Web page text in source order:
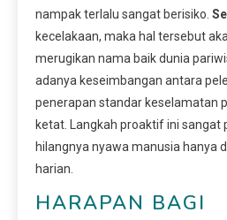
nampak terlalu sangat berisiko.
kecelakaan, maka hal tersebut
merugikan nama baik dunia
adanya keseimbangan antara
penerapan standar keselamatan
ketat. Langkah proaktif ini sangat
hilangnya nyawa manusia hanya
harian.
HARAPAN BAGI